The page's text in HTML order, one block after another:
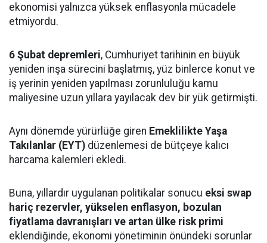
ekonomisi yalnızca yüksek enflasyonla mücadele
etmiyordu.
6 Şubat depremleri, Cumhuriyet tarihinin en büyük
yeniden inşa sürecini başlatmış, yüz binlerce konut ve
iş yerinin yeniden yapılması zorunluluğu kamu
maliyesine uzun yıllara yayılacak dev bir yük getirmişti.
Aynı dönemde yürürlüğe giren Emeklilikte Yaşa
Takılanlar (EYT) düzenlemesi de bütçeye kalıcı
harcama kalemleri ekledi.
Buna, yıllardır uygulanan politikalar sonucu eksi swap
hariç rezervler, yükselen enflasyon, bozulan
fiyatlama davranışları ve artan ülke risk primi
eklendiğinde, ekonomi yönetiminin önündeki sorunlar